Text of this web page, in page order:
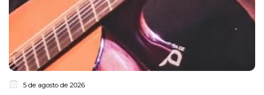
5 de agosto de 2026